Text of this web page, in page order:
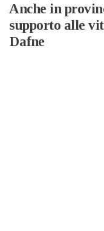
Anche in
supporto alle
Dafne